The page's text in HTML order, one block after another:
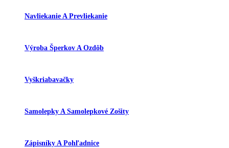
Navliekanie A Prevliekanie
Výroba Šperkov A Ozdôb
Vyškriabavačky
Samolepky A Samolepkové Zošity
Zápisníky A Pohľadnice